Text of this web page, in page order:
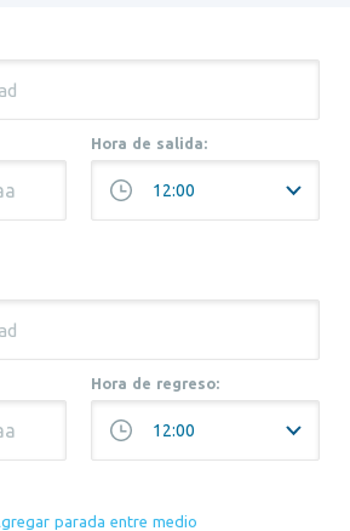
Hora de salida:
Hora de regreso:
parada entre medio